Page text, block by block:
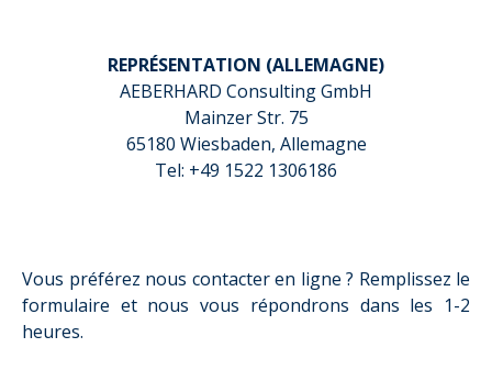
REPRÉSENTATION (ALLEMAGNE)
AEBERHARD Consulting GmbH
Mainzer Str. 75
65180 Wiesbaden, Allemagne
Tel: +49 1522 1306186
Vous préférez nous contacter en ligne ? Remplissez le
formulaire et nous vous répondrons dans les 1-2
heures.